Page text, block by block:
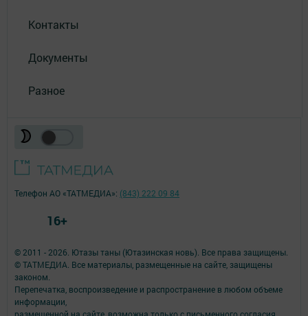
Контакты
Документы
Разное
© 2011 - 2026. Ютазы таны (Ютазинская новь). Все права защищены.
© ТАТМЕДИА. Все материалы, размещенные на сайте, защищены
законом.
Перепечатка, воспроизведение и распространение в любом объеме
информации,
Телефон АО «ТАТМЕДИА»: (843) 222 09 84
16+